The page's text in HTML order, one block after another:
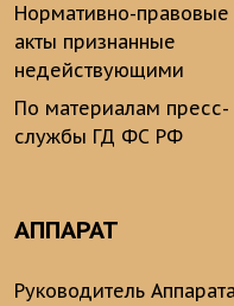
Нормативно-правовые
акты признанные
недействующими
По материалам пресс-
службы ГД ФС РФ
АППАРАТ
Руководитель Аппарата